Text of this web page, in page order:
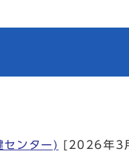
センター) [2026年3